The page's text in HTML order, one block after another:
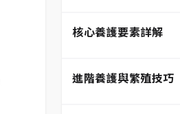
核心養護要素詳解
進階養護與繁殖技巧